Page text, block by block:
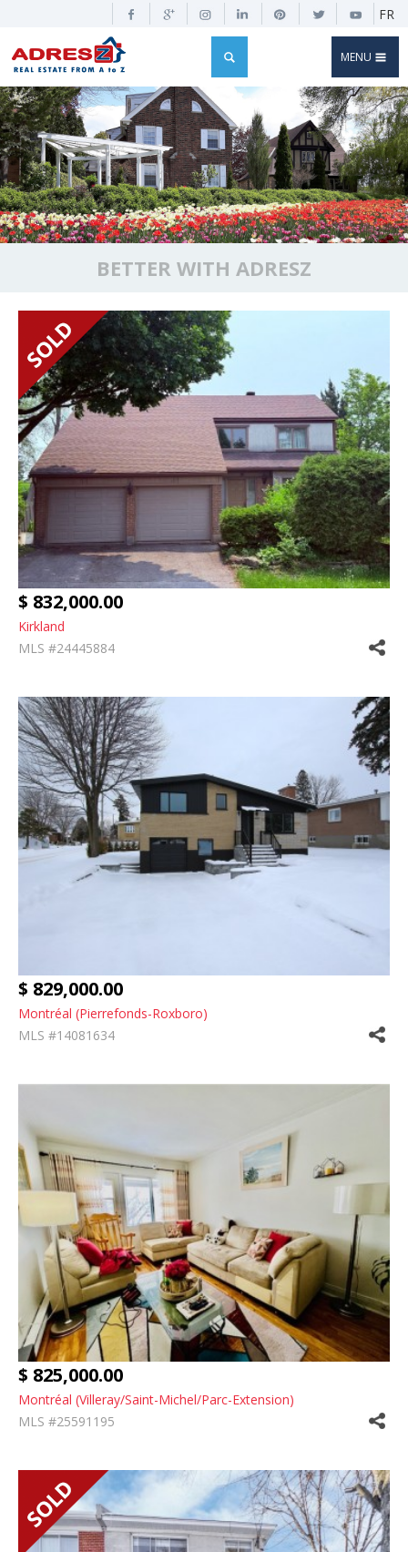
FR
MENU
BETTER WITH ADRESZ
$ 832,000.00
Kirkland
MLS #24445884
$ 829,000.00
Montréal (Pierrefonds-Roxboro)
MLS #14081634
$ 825,000.00
Montréal (Villeray/Saint-Michel/Parc-Extension)
MLS #25591195